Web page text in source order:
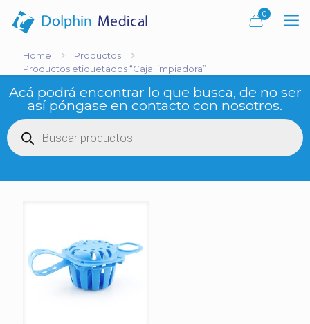
0
Home
Productos
Productos etiquetados “Caja limpiadora”
Acá podrá encontrar lo que busca, de no ser
así póngase en contacto con nosotros.
Búsqueda
de
productos